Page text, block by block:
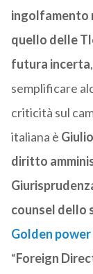
ingolfamento
quello delle
futura incerta
semplificare
criticità sul
italiana è
diritto
counsel dello
Golden power
“Foreign